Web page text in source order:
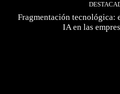
Fragmentación tecnológica:
IA en las